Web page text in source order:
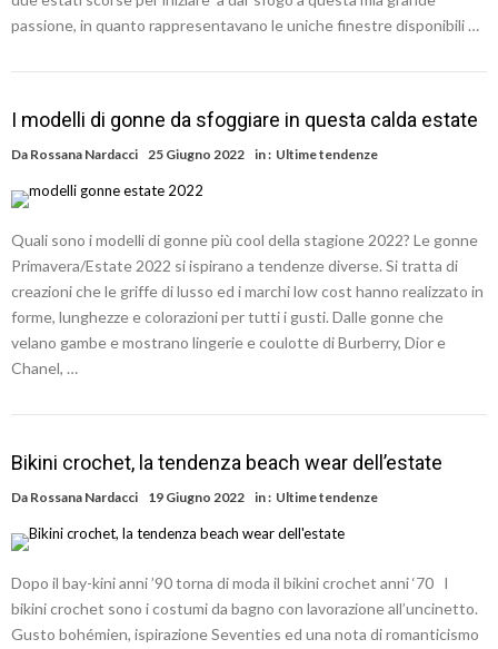
passione, in quanto rappresentavano le uniche finestre disponibili …
I modelli di gonne da sfoggiare in questa calda estate
Da Rossana Nardacci 25 Giugno 2022 in : Ultime tendenze
Quali sono i modelli di gonne più cool della stagione 2022? Le gonne
Primavera/Estate 2022 si ispirano a tendenze diverse. Si tratta di
creazioni che le griffe di lusso ed i marchi low cost hanno realizzato in
forme, lunghezze e colorazioni per tutti i gusti. Dalle gonne che
velano gambe e mostrano lingerie e coulotte di Burberry, Dior e
Chanel, …
Bikini crochet, la tendenza beach wear dell’estate
Da Rossana Nardacci 19 Giugno 2022 in : Ultime tendenze
Dopo il bay-kini anni ’90 torna di moda il bikini crochet anni ‘70 I
bikini crochet sono i costumi da bagno con lavorazione all’uncinetto.
Gusto bohémien, ispirazione Seventies ed una nota di romanticismo